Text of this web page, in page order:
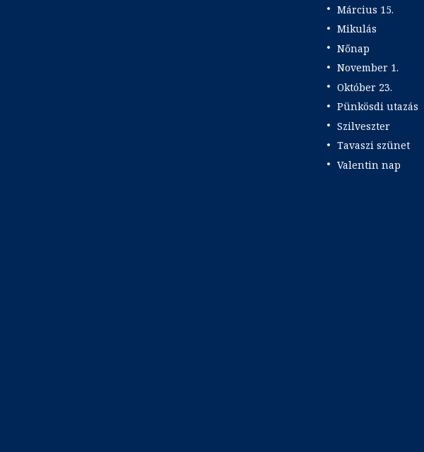
Március 15.
Mikulás
Nőnap
November 1.
Október 23.
Pünkösdi utazás
Szilveszter
Tavaszi szünet
Valentin nap